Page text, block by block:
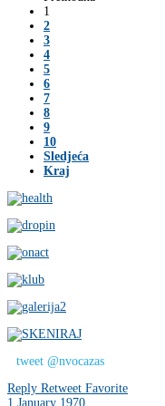
1
2
3
4
5
6
7
8
9
10
Sledjeća
Kraj
tweet @nvocazas
Reply Retweet Favorite
1 January 1970